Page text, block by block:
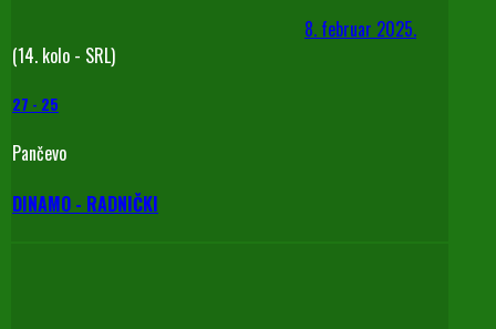
8. februar 2025.
(14. kolo - SRL)
27 - 25
Pančevo
DINAMO - RADNIČKI